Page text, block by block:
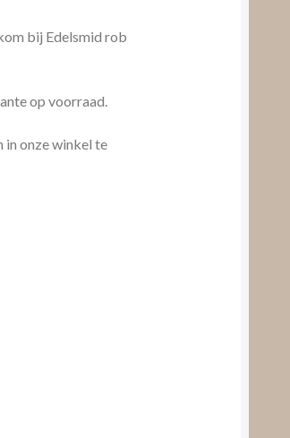
bij Edelsmid rob
op voorraad.
in onze winkel te